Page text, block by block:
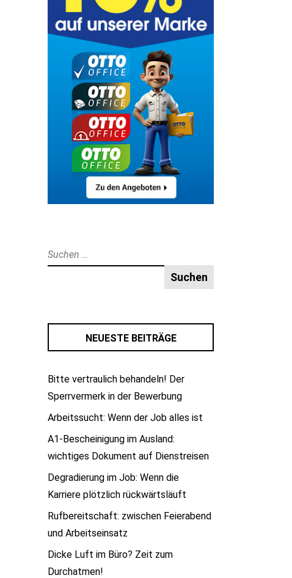
Suche
nach:
NEUESTE BEITRÄGE
Bitte vertraulich behandeln! Der
Sperrvermerk in der Bewerbung
Arbeitssucht: Wenn der Job alles ist
A1-Bescheinigung im Ausland:
wichtiges Dokument auf Dienstreisen
Degradierung im Job: Wenn die
Karriere plötzlich rückwärtsläuft
Rufbereitschaft: zwischen Feierabend
und Arbeitseinsatz
Dicke Luft im Büro? Zeit zum
Durchatmen!